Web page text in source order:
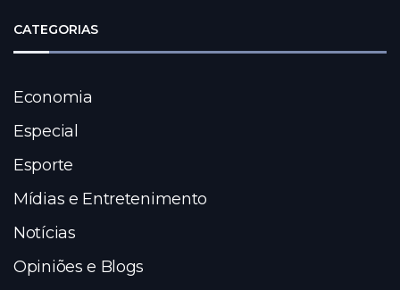
CATEGORIAS
Economia
Especial
Esporte
Mídias e Entretenimento
Notícias
Opiniões e Blogs